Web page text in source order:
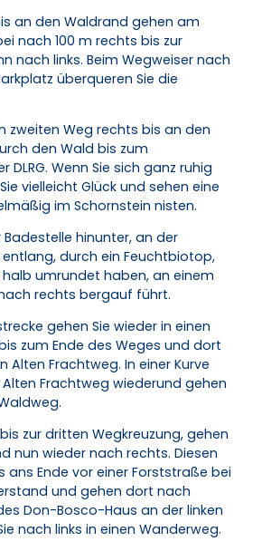
an den Waldrand gehen am
nach 100 m rechts bis zur
nach links. Beim Wegweiser nach
überqueren Sie die
zweiten Weg rechts bis an den
den Wald bis zum
Wenn Sie sich ganz ruhig
vielleicht Glück und sehen eine
im Schornstein nisten.
Badestelle hinunter, an der
durch ein Feuchtbiotop,
halb umrundet haben, an einem
rechts bergauf führt.
gehen Sie wieder in einen
zum Ende des Weges und dort
Alten Frachtweg. In einer Kurve
Frachtweg wiederund gehen
zur dritten Wegkreuzung, gehen
nun wieder nach rechts. Diesen
ans Ende vor einer Forststraße bei
und gehen dort nach
Don-Bosco-Haus an der linken
nach links in einen Wanderweg.